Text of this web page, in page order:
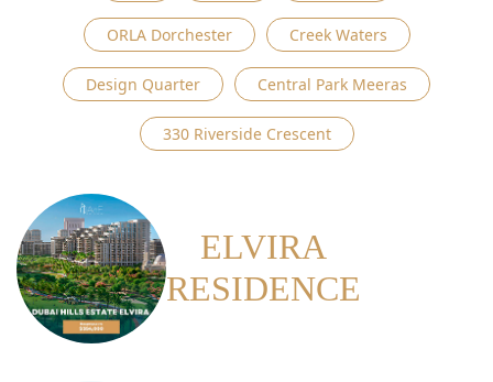
ORLA Dorchester Creek Waters
Design Quarter Central Park Meeras
330 Riverside Crescent
ELVIRA
RESIDENCE